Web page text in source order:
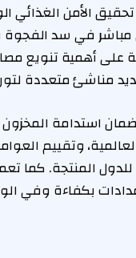
الأمن الغذائي
في سد الفجوة
أهمية تنويع
مناشئ متعددة
استدامة
وتقييم
للدول المنتجة. كما
بكفاءة وفي